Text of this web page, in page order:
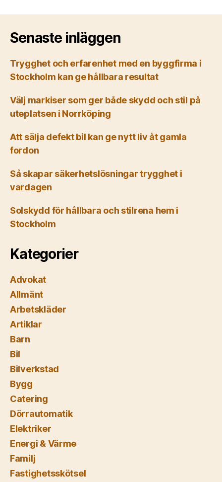
Senaste inläggen
Trygghet och erfarenhet med en byggfirma i
Stockholm kan ge hållbara resultat
Välj markiser som ger både skydd och stil på
uteplatsen i Norrköping
Att sälja defekt bil kan ge nytt liv åt gamla
fordon
Så skapar säkerhetslösningar trygghet i
vardagen
Solskydd för hållbara och stilrena hem i
Stockholm
Kategorier
Advokat
Allmänt
Arbetskläder
Artiklar
Barn
Bil
Bilverkstad
Bygg
Catering
Dörrautomatik
Elektriker
Energi & Värme
Familj
Fastighetsskötsel